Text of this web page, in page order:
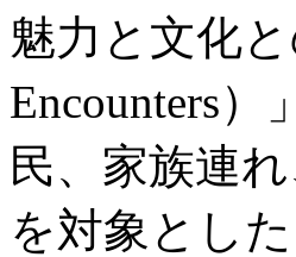
魅力と文化
Encounters
民、家族連
を対象とし